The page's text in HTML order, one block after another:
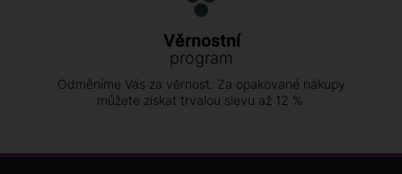
Věrnostní
program
Odměníme Vás za věrnost. Za opakované nákupy
můžete získat trvalou slevu až 12 %.